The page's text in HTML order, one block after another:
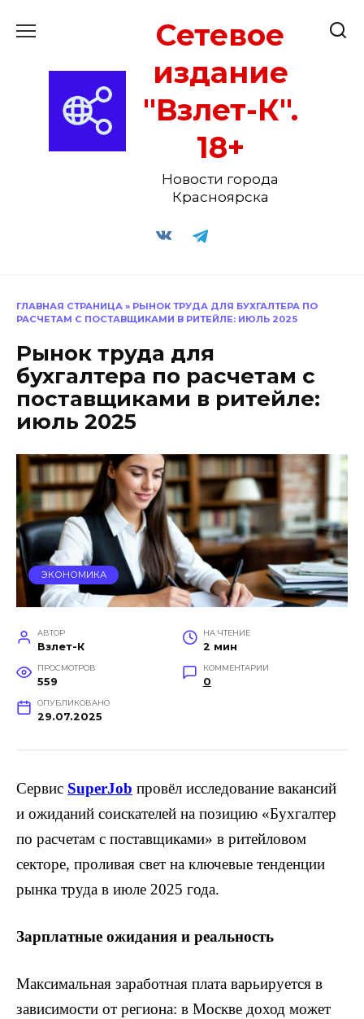
Сетевое
издание
"Взлет-К".
18+
Новости города
Красноярска
ГЛАВНАЯ СТРАНИЦА » РЫНОК ТРУДА ДЛЯ БУХГАЛТЕРА ПО
РАСЧЕТАМ С ПОСТАВЩИКАМИ В РИТЕЙЛЕ: ИЮЛЬ 2025
Рынок труда для
бухгалтера по расчетам с
поставщиками в ритейле:
июль 2025
ЭКОНОМИКА
АВТОР
Взлет-К
НА ЧТЕНИЕ
2 мин
ПРОСМОТРОВ
559
КОММЕНТАРИИ
0
ОПУБЛИКОВАНО
29.07.2025
Сервис SuperJob провёл исследование вакансий
и ожиданий соискателей на позицию «Бухгалтер
по расчетам с поставщиками» в ритейловом
секторе, проливая свет на ключевые тенденции
рынка труда в июле 2025 года.
Зарплатные ожидания и реальность
Максимальная заработная плата варьируется в
зависимости от региона: в Москве доход может